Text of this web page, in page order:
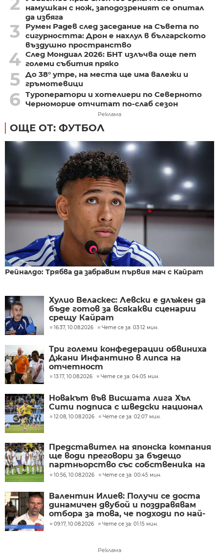
намушкан с нож, заподозреният се опитал
да избяга
3
Румен Радев след заседание на Съвета по
сигурността: Дрон е нахлул в българското
въздушно пространство
4 След Мондиал 2026: БНТ излъчва още пет
големи събития пряко
5 До 38° утре, на места ще има валежи и
гръмотевици
6 Туроператори и хотелиери по Северното
Черноморие отчитат по-слаб сезон
Реклама
ОЩЕ ОТ: ФУТБОЛ
Рейналдо: Трябва да забравим първия мач с Кайрат
Хулио Веласкес: Левски е длъжен да
бъде готов за всякакви сценарии
срещу Кайрат
16:37, 10.08.2026 Чете се за: 03:12 мин.
Три големи конфедерации обвиниха
Джани Инфантино в липса на
отчетност
13:17, 10.08.2026 Чете се за: 04:05 мин.
Новакът във Висшата лига Хъл
Сити подписа с шведски национал
12:08, 10.08.2026 Чете се за: 02:07 мин.
Представител на японска компания
ще води преговори за бъдещо
партньорство със собственика на
Локомотив Пд Христо Крушарски
10:56, 10.08.2026 Чете се за: 00:45 мин.
Валентин Илиев: Получи се доста
динамичен двубой и поздравявам
отбора за това, че подходи по най-
сериозния начин
09:17, 10.08.2026 Чете се за: 01:15 мин.
Реклама